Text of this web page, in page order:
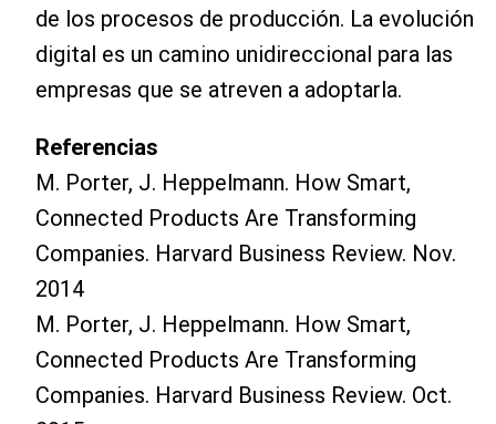
de los procesos de producción. La evolución
digital es un camino unidireccional para las
empresas que se atreven a adoptarla.
Referencias
M. Porter, J. Heppelmann. How Smart,
Connected Products Are Transforming
Companies. Harvard Business Review. Nov.
2014
M. Porter, J. Heppelmann. How Smart,
Connected Products Are Transforming
Companies. Harvard Business Review. Oct.